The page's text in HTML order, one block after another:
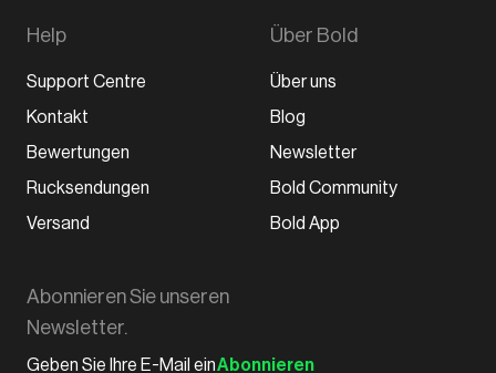
Help
Support Centre
Kontakt
Bewertungen
Rucksendungen
Versand
Über Bold
Über uns
Blog
Newsletter
Bold Community
Bold App
Abonnieren Sie unseren
Newsletter.
Abonnieren